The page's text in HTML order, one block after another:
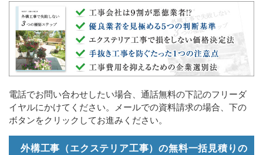
電話でお問い合わせしたい場合、通話無料の下記のフリーダ
イヤルにかけてください。メールでの資料請求の場合、下の
ボタンをクリックしてお進みください。
外構工事（エクステリア工事）の無料一括見積りの